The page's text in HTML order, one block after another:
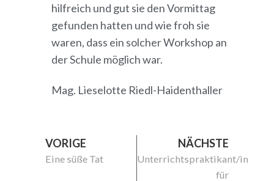
hilfreich und gut sie den Vormittag
gefunden hatten und wie froh sie
waren, dass ein solcher Workshop an
der Schule möglich war.
Mag. Lieselotte Riedl-Haidenthaller
VORIGE
Eine süße Tat
NÄCHSTE
Unterrichtspraktikant/in
für